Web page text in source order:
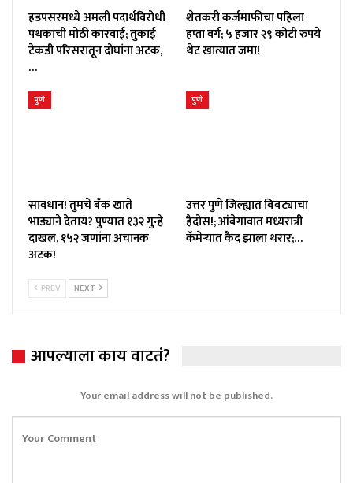
हडपसरमध्ये अमली पदार्थविरोधी
पथकाची मोठी कारवाई; तुकाई
टेकडी परिसरातून दोघांना अटक,
…
शेतकरी कर्जमाफीचा पहिला
हप्ता वर्ग; ५ हजार २९ कोटी रुपये
थेट खात्यात जमा!
पुणे
सावधान! तुमचे बँक खाते
भाड्याने देताय? पुण्यात १३२ गुन्हे
दाखल, १५२ जणांना अचानक
अटक!
पुणे
उत्तर पुणे जिल्ह्यात बिबट्याचा
हैदोस!; आंबेगावात मध्यरात्री
कॅमेऱ्यात कैद झाला थरार;…
PREV NEXT
आपल्याला काय वाटतं?
Your email address will not be published.